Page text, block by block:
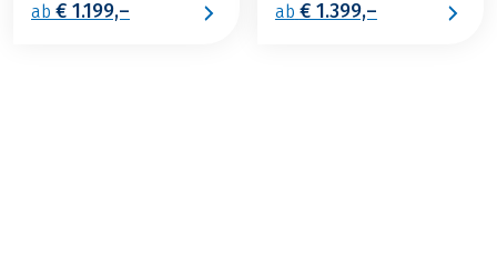
ab € 1.199,–
ab € 1.399,–